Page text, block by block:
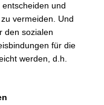
und
vermeiden. Und
den sozialen
für die
werden, d.h.